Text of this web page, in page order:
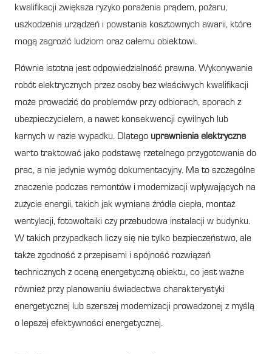
kwalifikacji zwiększa ryzyko porażenia prądem, pożaru,
uszkodzenia urządzeń i powstania kosztownych awarii, które
mogą zagrozić ludziom oraz całemu obiektowi.
Równie istotna jest odpowiedzialność prawna. Wykonywanie
robót elektrycznych przez osoby bez właściwych kwalifikacji
może prowadzić do problemów przy odbiorach, sporach z
ubezpieczycielem, a nawet konsekwencji cywilnych lub
karnych w razie wypadku. Dlatego uprawnienia elektryczne
warto traktować jako podstawę rzetelnego przygotowania do
prac, a nie jedynie wymóg dokumentacyjny. Ma to szczególne
znaczenie podczas remontów i modernizacji wpływających na
zużycie energii, takich jak wymiana źródła ciepła, montaż
wentylacji, fotowoltaiki czy przebudowa instalacji w budynku.
W takich przypadkach liczy się nie tylko bezpieczeństwo, ale
także zgodność z przepisami i spójność rozwiązań
technicznych z oceną energetyczną obiektu, co jest ważne
również przy planowaniu świadectwa charakterystyki
energetycznej lub szerszej modernizacji prowadzonej z myślą
o lepszej efektywności energetycznej.